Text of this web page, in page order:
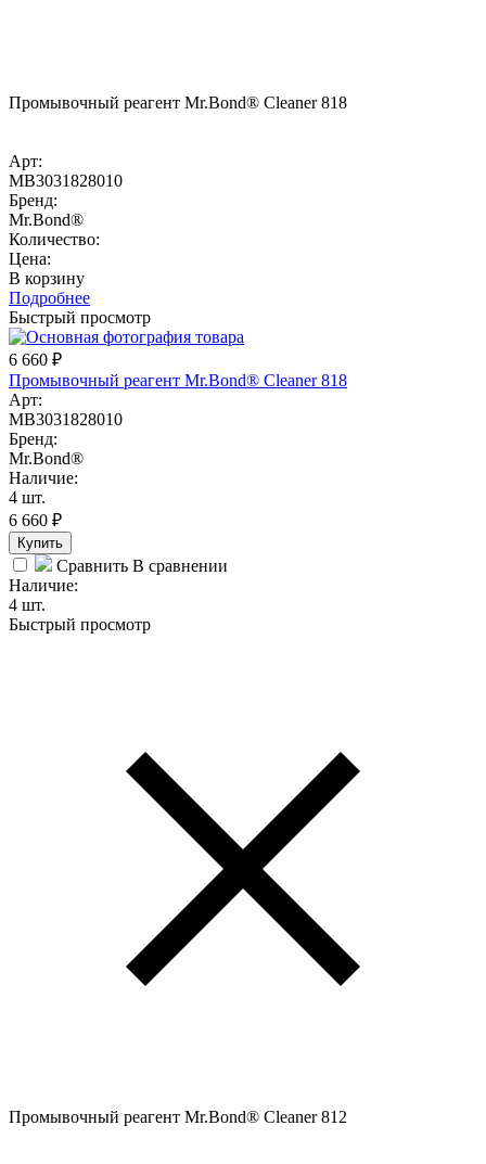
Промывочный реагент Mr.Bond® Cleaner 818
Арт:
MB3031828010
Бренд:
Mr.Bond®
Количество:
Цена:
В корзину
Подробнее
Быстрый просмотр
6 660 ₽
Промывочный реагент Mr.Bond® Cleaner 818
Арт:
MB3031828010
Бренд:
Mr.Bond®
Наличие:
4 шт.
6 660 ₽
Купить
Сравнить В сравнении
Наличие:
4 шт.
Быстрый просмотр
Промывочный реагент Mr.Bond® Cleaner 812